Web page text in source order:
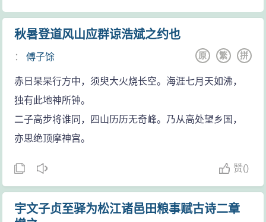
秋暑登道风山应群谅浩斌之约也
：傅子馀 拼
繁
原
赤日杲杲行方中，须臾大火烧长空。海涯七月天如沸，
独有此地神所钟。
二子高步将谁同，四山历历无奇峰。乃从高处望乡国，
亦思绝顶摩神宫。
赞()
宇文子贞至驿为松江诸邑田粮事赋古诗二章